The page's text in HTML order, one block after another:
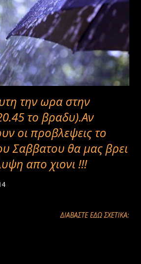
την ωρα στην
το βραδυ).Αν
οι προβλεψεις το
Σαββατου θα μας βρει
απο χιονι !!!
ΔΙΑΒΑΣΤΕ ΕΔΩ ΣΧΕΤΙΚΑ: